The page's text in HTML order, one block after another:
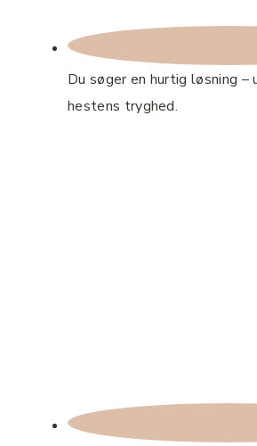
Du søger en hurtig løsning –
hestens tryghed.